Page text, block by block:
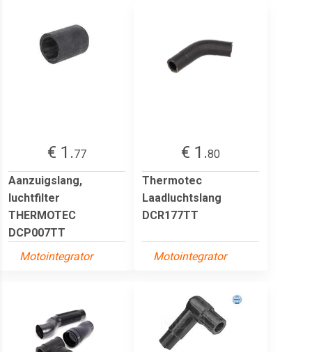
€ 1.77
Aanzuigslang,
luchtfilter
THERMOTEC
DCP007TT
Motointegrator
€ 1.80
Thermotec
Laadluchtslang
DCR177TT
Motointegrator